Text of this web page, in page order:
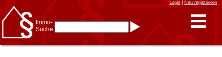
Login| Neu registrieren
Immo-
Suche: